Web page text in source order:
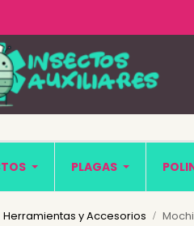
PLAGAS
Herramientas y Accesorios